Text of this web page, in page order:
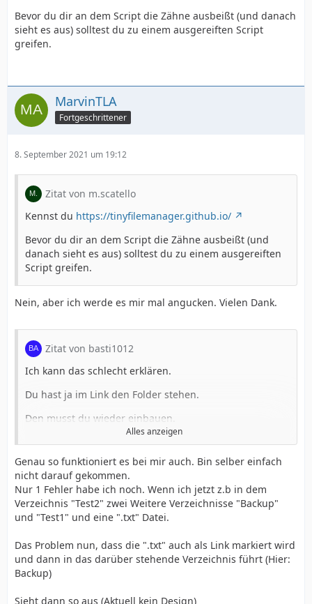
Bevor du dir an dem Script die Zähne ausbeißt (und danach
sieht es aus) solltest du zu einem ausgereiften Script
greifen.
MarvinTLA
Fortgeschrittener
8. September 2021 um 19:12
Zitat von m.scatello
Kennst du https://tinyfilemanager.github.io/
Bevor du dir an dem Script die Zähne ausbeißt (und
danach sieht es aus) solltest du zu einem ausgereiften
Script greifen.
Nein, aber ich werde es mir mal angucken. Vielen Dank.
Zitat von basti1012
Ich kann das schlecht erklären.
Du hast ja im Link den Folder stehen.
Den musst du wieder einbauen.
Ungefähr so
Code
Dann sollte aber vorher getestet werden, ob es
§_GET['folder'] überhaupt gibt.
Alles anzeigen
Genau so funktioniert es bei mir auch. Bin selber einfach
nicht darauf gekommen.
Nur 1 Fehler habe ich noch. Wenn ich jetzt z.b in dem
Verzeichnis "Test2" zwei Weitere Verzeichnisse "Backup"
und "Test1" und eine ".txt" Datei.
Das Problem nun, dass die ".txt" auch als Link markiert wird
und dann in das darüber stehende Verzeichnis führt (Hier:
Backup)
Sieht dann so aus (Aktuell kein Design)